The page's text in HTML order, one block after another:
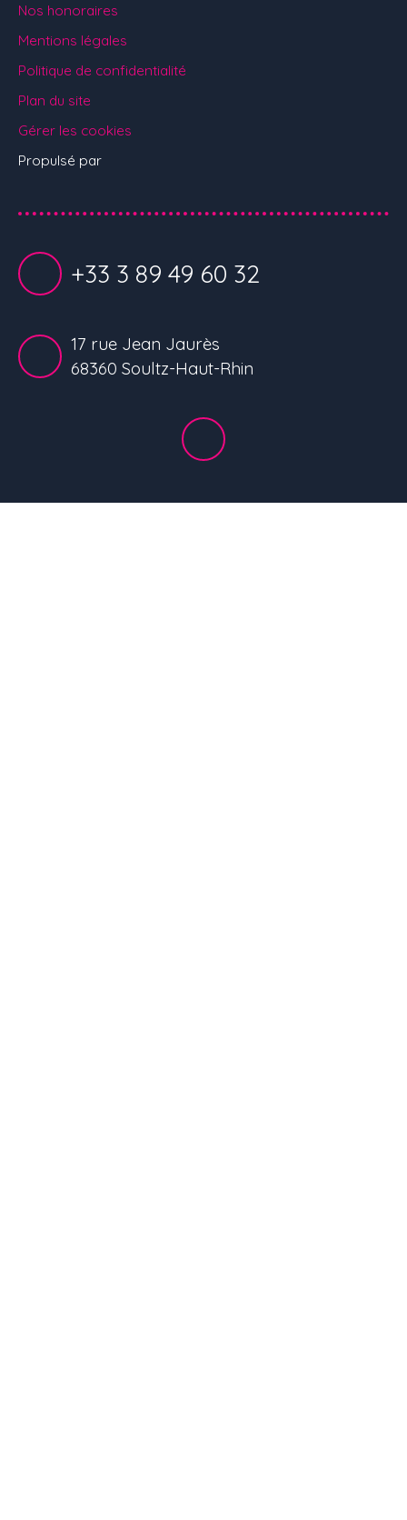
Nos honoraires
Mentions légales
Politique de confidentialité
Plan du site
Gérer les cookies
Propulsé par
+33 3 89 49 60 32
17 rue Jean Jaurès
68360 Soultz-Haut-Rhin